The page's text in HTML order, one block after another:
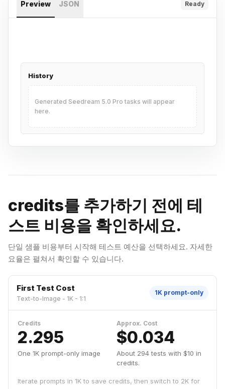
Preview JSON Ready
History
Generated Seedream 5.0 Pro tasks will appear
here.
credits를 추가하기 전에 테
스트 비용을 확인하세요.
단일 샘플 비용부터 시작해 테스트 예산을 선택하세요. 자세한
요율은 펼쳐서 확인할 수 있습니다.
First Test Cost
Text-to-Image - 1K - 1:1
1K prompt-only
Credits
2.295
One 1K prompt-only image
Approx. Cost
$0.034
About 294tests with $10 in
credits.
Iterate prompts in 1K to save credits, then switch to 2K for